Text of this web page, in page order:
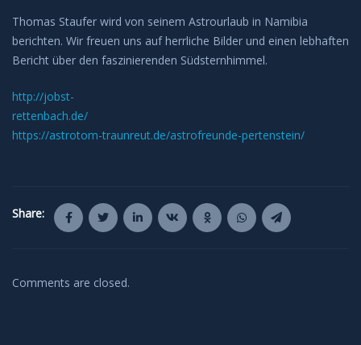
Thomas Staufer wird von seinem Astrourlaub in Namibia
berichten. Wir freuen uns auf herrliche Bilder und einen lebhaften
Bericht über den faszinierenden Südsternhimmel.
http://jobst-
rettenbach.de/
https://astrotom-traunreut.de/astrofreunde-pertenstein/
Share:
Comments are closed.